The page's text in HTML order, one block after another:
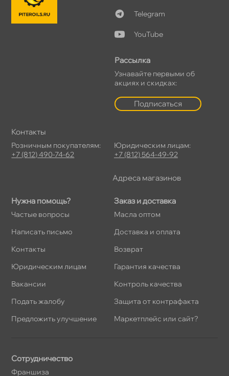
Нужна помощь?
Частые вопросы
Написать письмо
Контакты
Юридическим лицам
акансии
Подать жалобу
Предложить улучшение
Заказ и доставка
Масла оптом
Доставка и оплата
озврат
Гарантия качества
Контроль качества
Защита от контрафакта
Маркетплейс или сайт?
Telegram
YouTube
Рассылка
Узнавайте первыми о
акциях и скидках:
Подписаться
Сотрудничество
Франшиза
Контакты
Розничным покупателям:
+7 (812) 490-74-62
Юридическим лицам:
+7 (812) 564-49-92
Адреса магазино